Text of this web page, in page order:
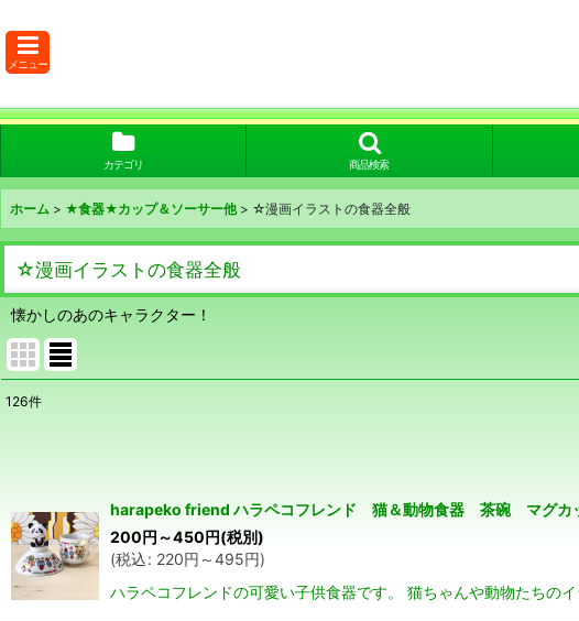
メニュー
カテゴリ 商品検索
ホーム > ★食器★カップ＆ソーサー他 > ☆漫画イラストの食器全般
☆漫画イラストの食器全般
懐かしのあのキャラクター！
並び順:
126件
harapeko friend ハラペコフレンド 猫＆動物食器 茶碗 マグカ
200円 ～450円(税別)
(税込: 220円 ～495円)
ハラペコフレンドの可愛い子供食器です。 猫ちゃんや動物たち